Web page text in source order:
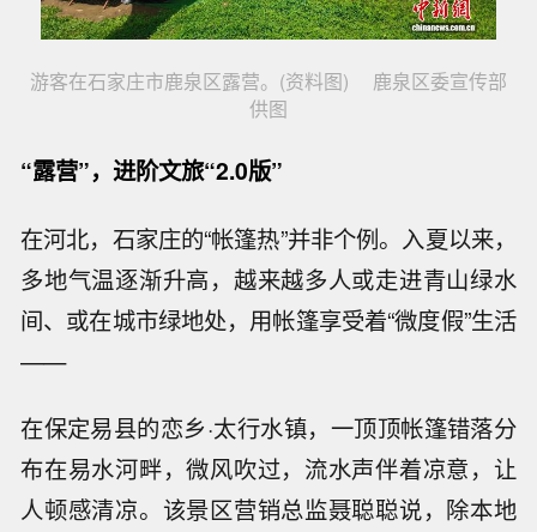
游客在石家庄市鹿泉区露营。(资料图) 鹿泉区委宣传部
供图
“露营”，进阶文旅“2.0版”
在河北，石家庄的“帐篷热”并非个例。入夏以来，
多地气温逐渐升高，越来越多人或走进青山绿水
间、或在城市绿地处，用帐篷享受着“微度假”生活
——
在保定易县的恋乡·太行水镇，一顶顶帐篷错落分
布在易水河畔，微风吹过，流水声伴着凉意，让
人顿感清凉。该景区营销总监聂聪聪说，除本地